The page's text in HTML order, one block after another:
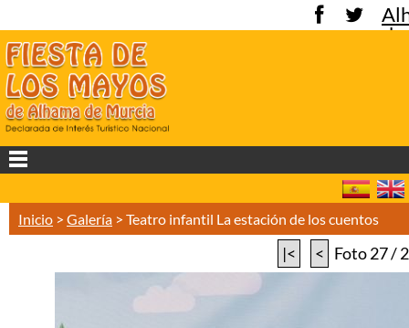
de
Inicio > Galería > Teatro infantil La estación de los cuentos
|< < Foto 27 /